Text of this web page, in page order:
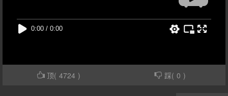
顶( 4724 ) 踩( 0 )